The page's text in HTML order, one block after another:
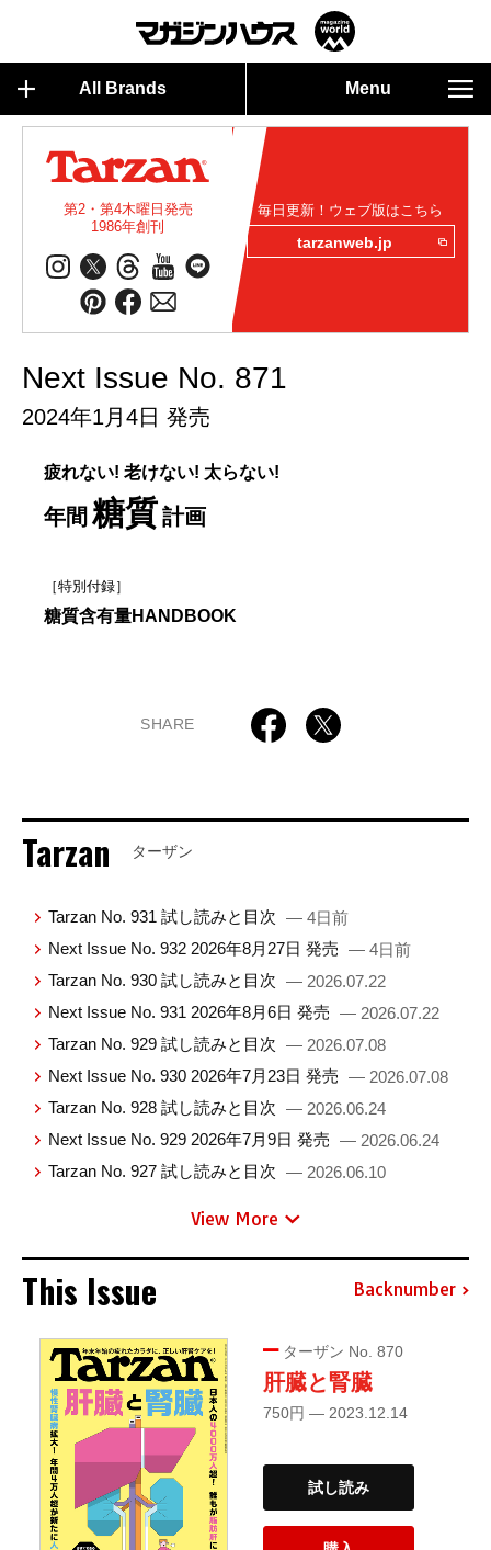
All Brands Menu
第2・第4木曜日発売
1986年創刊
毎日更新！ウェブ版はこちら
tarzanweb.jp
Next Issue No. 871
2024年1月4日 発売
疲れない! 老けない! 太らない!
年間 糖質計画
［特別付録］
糖質含有量HANDBOOK
SHARE
Tarzan ターザン
Tarzan No. 931 試し読みと目次 — 4日前
Next Issue No. 932 2026年8月27日 発売 — 4日前
Tarzan No. 930 試し読みと目次 — 2026.07.22
Next Issue No. 931 2026年8月6日 発売 — 2026.07.22
Tarzan No. 929 試し読みと目次 — 2026.07.08
Next Issue No. 930 2026年7月23日 発売 — 2026.07.08
Tarzan No. 928 試し読みと目次 — 2026.06.24
Next Issue No. 929 2026年7月9日 発売 — 2026.06.24
Tarzan No. 927 試し読みと目次 — 2026.06.10
View More
This Issue Backnumber
ターザン No. 870
肝臓と腎臓
750円 — 2023.12.14
試し読み